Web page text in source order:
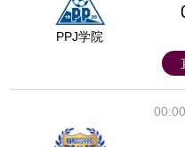
PPJ学院
00:00